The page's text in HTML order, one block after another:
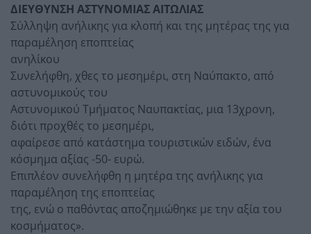
ΔΙΕΥΘΥΝΣΗ ΑΣΤΥΝΟΜΙΑΣ ΑΙΤΩΛΙΑΣ
Σύλληψη ανήλικης για κλοπή και της μητέρας της για
παραμέληση εποπτείας
ανηλίκου
Συνελήφθη, χθες το μεσημέρι, στη Ναύπακτο, από
αστυνομικούς του
Αστυνομικού Τμήματος Ναυπακτίας, μια 13χρονη,
διότι προχθές το μεσημέρι,
αφαίρεσε από κατάστημα τουριστικών ειδών, ένα
κόσμημα αξίας -50- ευρώ.
Επιπλέον συνελήφθη η μητέρα της ανήλικης για
παραμέληση της εποπτείας
της, ενώ ο παθόντας αποζημιώθηκε με την αξία του
κοσμήματος».